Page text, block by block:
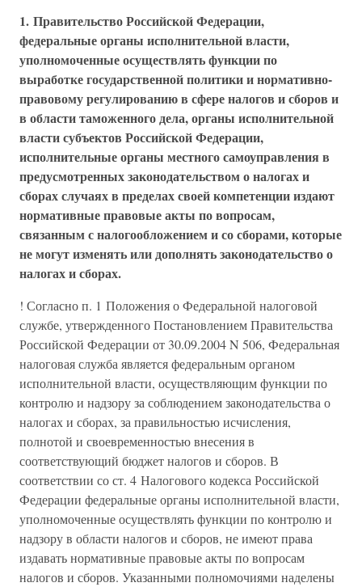
1. Правительство Российской Федерации,
федеральные органы исполнительной власти,
уполномоченные осуществлять функции по
выработке государственной политики и нормативно-
правовому регулированию в сфере налогов и сборов и
в области таможенного дела, органы исполнительной
власти субъектов Российской Федерации,
исполнительные органы местного самоуправления в
предусмотренных законодательством о налогах и
сборах случаях в пределах своей компетенции издают
нормативные правовые акты по вопросам,
связанным с налогообложением и со сборами, которые
не могут изменять или дополнять законодательство о
налогах и сборах.
! Согласно п. 1 Положения о Федеральной налоговой
службе, утвержденного Постановлением Правительства
Российской Федерации от 30.09.2004 N 506, Федеральная
налоговая служба является федеральным органом
исполнительной власти, осуществляющим функции по
контролю и надзору за соблюдением законодательства о
налогах и сборах, за правильностью исчисления,
полнотой и своевременностью внесения в
соответствующий бюджет налогов и сборов. В
соответствии со ст. 4 Налогового кодекса Российской
Федерации федеральные органы исполнительной власти,
уполномоченные осуществлять функции по контролю и
надзору в области налогов и сборов, не имеют права
издавать нормативные правовые акты по вопросам
налогов и сборов. Указанными полномочиями наделены